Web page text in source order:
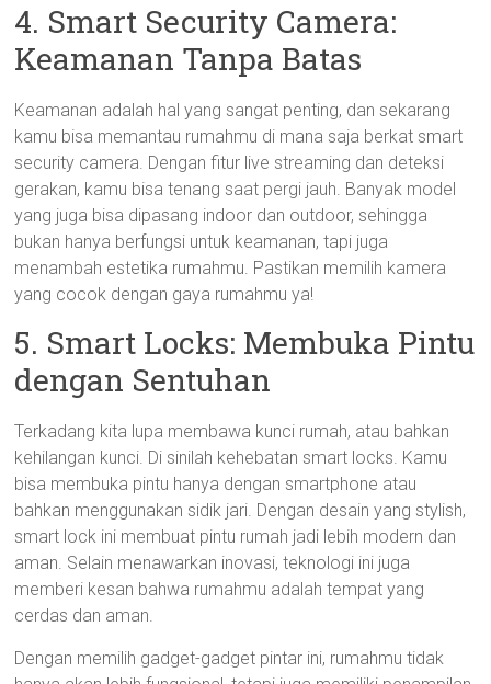
4. Smart Security Camera:
Keamanan Tanpa Batas
Keamanan adalah hal yang sangat penting, dan sekarang
kamu bisa memantau rumahmu di mana saja berkat smart
security camera. Dengan fitur live streaming dan deteksi
gerakan, kamu bisa tenang saat pergi jauh. Banyak model
yang juga bisa dipasang indoor dan outdoor, sehingga
bukan hanya berfungsi untuk keamanan, tapi juga
menambah estetika rumahmu. Pastikan memilih kamera
yang cocok dengan gaya rumahmu ya!
5. Smart Locks: Membuka Pintu
dengan Sentuhan
Terkadang kita lupa membawa kunci rumah, atau bahkan
kehilangan kunci. Di sinilah kehebatan smart locks. Kamu
bisa membuka pintu hanya dengan smartphone atau
bahkan menggunakan sidik jari. Dengan desain yang stylish,
smart lock ini membuat pintu rumah jadi lebih modern dan
aman. Selain menawarkan inovasi, teknologi ini juga
memberi kesan bahwa rumahmu adalah tempat yang
cerdas dan aman.
Dengan memilih gadget-gadget pintar ini, rumahmu tidak